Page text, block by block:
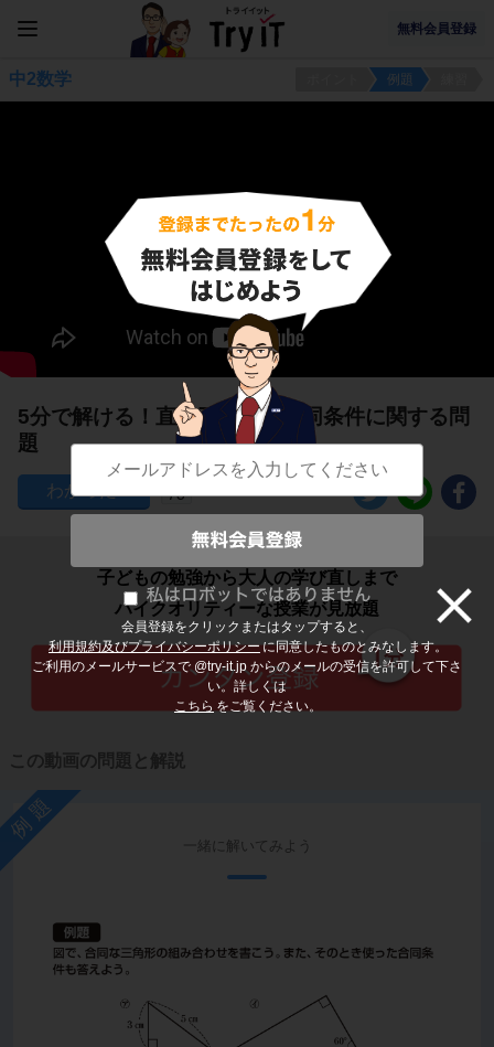
無料会員登録
会員登録をクリックまたはタップすると、
利用規約及びプライバシーポリシーに同意したものとみなします。
ご利用のメールサービスで @try-it.jp からのメールの受信を許可して下さ
い。詳しくは
こちら をご覧ください。
中2数学 例題
5分で解ける！直角三角形の合同条件に関する問
題
75
子どもの勉強から大人の学び直しまで
ハイクオリティーな授業が見放題
この動画の問題と解説
例題
一緒に解いてみよう